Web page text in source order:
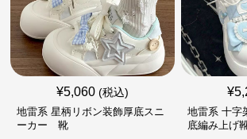
¥5,060 (税込)
地雷系 星柄リボン装飾厚底スニ
ーカー 靴
¥
地雷系 十字
底編み上げ